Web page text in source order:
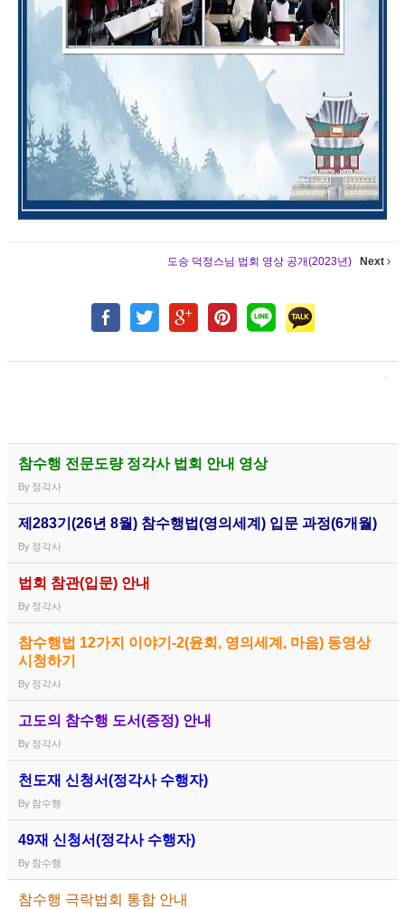
도승 덕정스님 법회 영상 공개(2023년) Next
참수행 전문도량 정각사 법회 안내 영상
By 정각사
제283기(26년 8월) 참수행법(영의세계) 입문 과정(6개월)
By 정각사
법회 참관(입문) 안내
By 정각사
참수행법 12가지 이야기-2(윤회, 영의세계, 마음) 동영상
시청하기
By 정각사
고도의 참수행 도서(증정) 안내
By 정각사
천도재 신청서(정각사 수행자)
By 참수행
49재 신청서(정각사 수행자)
By 참수행
참수행 극락법회 통합 안내